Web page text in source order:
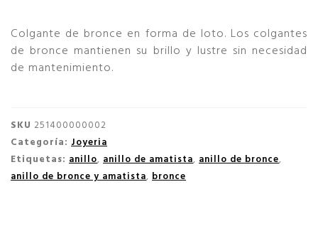
Colgante de bronce en forma de loto. Los colgantes
de bronce mantienen su brillo y lustre sin necesidad
de mantenimiento.
SKU 251400000002
Categoría: Joyeria
Etiquetas: anillo, anillo de amatista, anillo de bronce,
anillo de bronce y amatista, bronce